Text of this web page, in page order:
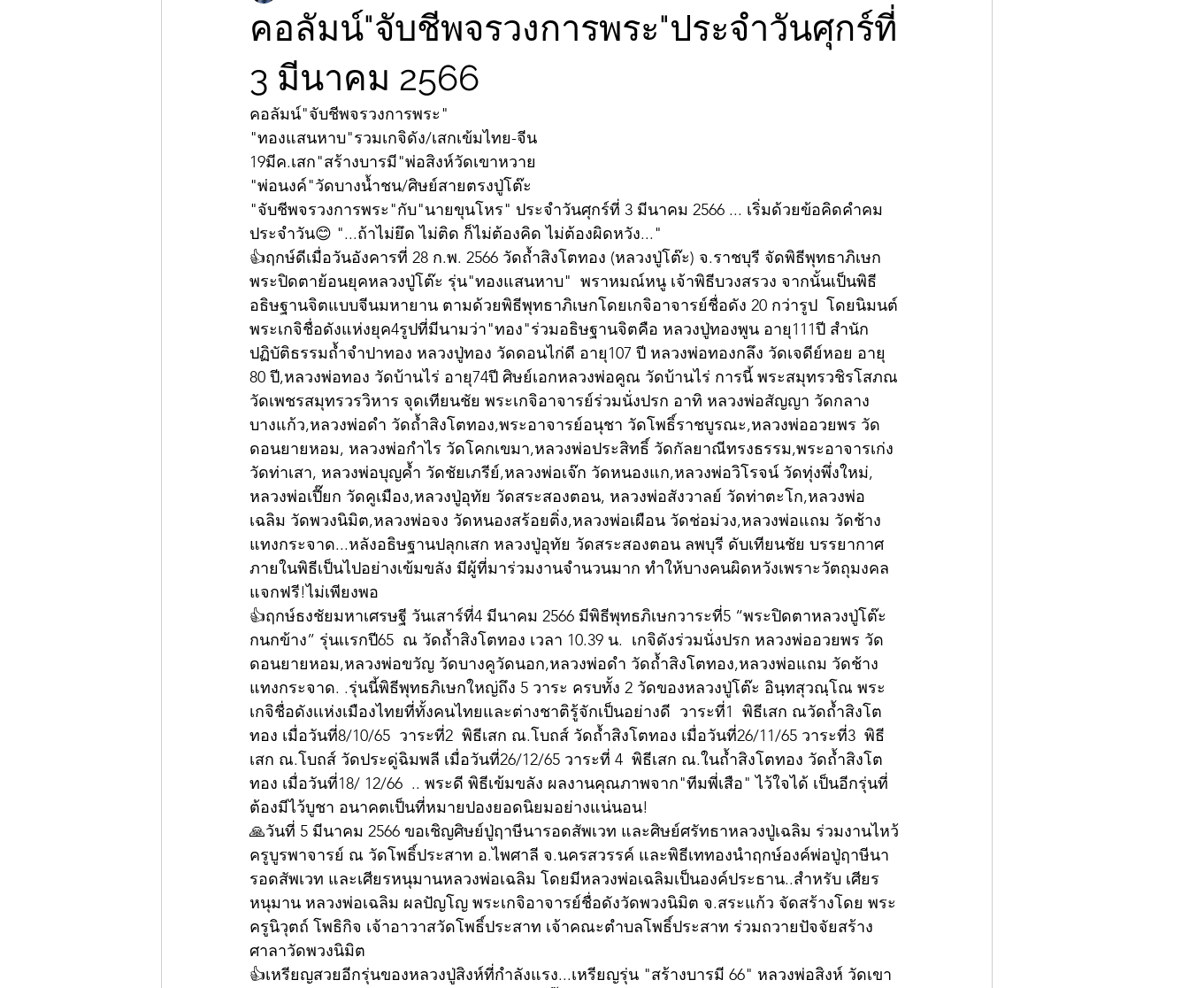
คอลัมน์"จับชีพจรวงการพระ"ประจำวันศุกร์ที่
3 มีนาคม 2566
คอลัมน์"จับชีพจรวงการพระ"
"ทองแสนหาบ"รวมเกจิดัง/เสกเข้มไทย-จีน
19มีค.เสก"สร้างบารมี"พ่อสิงห์วัดเขาหวาย
"พ่อนงค์"วัดบางน้ำชน/ศิษย์สายตรงปู่โต๊ะ
"จับชีพจรวงการพระ"กับ"นายขุนโหร" ประจำวันศุกร์ที่ 3 มีนาคม 2566 ... เริ่มด้วยข้อคิดคำคม
ประจำวัน😊 "...ถ้าไม่ยึด ไม่ติด ก็ไม่ต้องคิด ไม่ต้องผิดหวัง..."
👍ฤกษ์ดีเมื่อวันอังคารที่ 28 ก.พ. 2566 วัดถ้ำสิงโตทอง (หลวงปู่โต๊ะ) จ.ราชบุรี จัดพิธีพุทธาภิเษก
พระปิดตาย้อนยุคหลวงปู่โต๊ะ รุ่น"ทองแสนหาบ"  พราหมณ์หนู เจ้าพิธีบวงสรวง จากนั้นเป็นพิธี
อธิษฐานจิตแบบจีนมหายาน ตามด้วยพิธีพุทธาภิเษกโดยเกจิอาจารย์ชื่อดัง 20 กว่ารูป  โดยนิมนต์
พระเกจิชื่อดังแห่งยุค4รูปที่มีนามว่า"ทอง"ร่วมอธิษฐานจิตคือ หลวงปู่ทองพูน อายุ111ปี สำนัก
ปฏิบัติธรรมถ้ำจำปาทอง หลวงปู่ทอง วัดดอนไก่ดี อายุ107 ปี หลวงพ่อทองกลึง วัดเจดีย์หอย อายุ
80 ปี,หลวงพ่อทอง วัดบ้านไร่ อายุ74ปี ศิษย์เอกหลวงพ่อคูณ วัดบ้านไร่ การนี้ พระสมุทรวชิรโสภณ
วัดเพชรสมุทรวรวิหาร จุดเทียนชัย พระเกจิอาจารย์ร่วมนั่งปรก อาทิ หลวงพ่อสัญญา วัดกลาง
บางแก้ว,หลวงพ่อดำ วัดถ้ำสิงโตทอง,พระอาจารย์อนุชา วัดโพธิ์ราชบูรณะ,หลวงพ่ออวยพร วัด
ดอนยายหอม, หลวงพ่อกำไร วัดโคกเขมา,หลวงพ่อประสิทธิ์ วัดกัลยาณีทรงธรรม,พระอาจารเก่ง
วัดท่าเสา, หลวงพ่อบุญค้ำ วัดชัยเภรีย์,หลวงพ่อเจ๊ก วัดหนองแก,หลวงพ่อวิโรจน์ วัดทุ่งพึ่งใหม่,
หลวงพ่อเปี๊ยก วัดคูเมือง,หลวงปู่อุทัย วัดสระสองตอน, หลวงพ่อสังวาลย์ วัดท่าตะโก,หลวงพ่อ
เฉลิม วัดพวงนิมิต,หลวงพ่อจง วัดหนองสร้อยติ่ง,หลวงพ่อเผือน วัดช่อม่วง,หลวงพ่อแถม วัดช้าง
แทงกระจาด...หลังอธิษฐานปลุกเสก หลวงปู่อุทัย วัดสระสองตอน ลพบุรี ดับเทียนชัย บรรยากาศ
ภายในพิธีเป็นไปอย่างเข้มขลัง มีผู้ที่มาร่วมงานจำนวนมาก ทำให้บางคนผิดหวังเพราะวัตถุมงคล
แจกฟรี!ไม่เพียงพอ
👍ฤกษ์ธงชัยมหาเศรษฐี วันเสาร์ที่4 มีนาคม 2566 มีพิธีพุทธภิเษกวาระที่5 “พระปิดตาหลวงปู่โต๊ะ
กนกข้าง” รุ่นเเรกปี65  ณ วัดถ้ำสิงโตทอง เวลา 10.39 น.  เกจิดังร่วมนั่งปรก หลวงพ่ออวยพร วัด
ดอนยายหอม,หลวงพ่อขวัญ วัดบางคูวัดนอก,หลวงพ่อดำ วัดถ้ำสิงโตทอง,หลวงพ่อแถม วัดช้าง
แทงกระจาด. .รุ่นนี้พิธีพุทธภิเษกใหญ่ถึง 5 วาระ ครบทั้ง 2 วัดของหลวงปู่โต๊ะ อินฺทสุวณฺโณ พระ
เกจิชื่อดังเเห่งเมืองไทยที่ทั้งคนไทยและต่างชาติรู้จักเป็นอย่างดี  วาระที่1  พิธีเสก ณวัดถ้ำสิงโต
ทอง เมื่อวันที่8/10/65  วาระที่2  พิธีเสก ณ.โบถส์ วัดถ้ำสิงโตทอง เมื่อวันที่26/11/65 วาระที่3  พิธี
เสก ณ.โบถส์ วัดประดู่ฉิมพลี เมื่อวันที่26/12/65 วาระที่ 4  พิธีเสก ณ.ในถ้ำสิงโตทอง วัดถ้ำสิงโต
ทอง เมื่อวันที่18/ 12/66  .. พระดี พิธีเข้มขลัง ผลงานคุณภาพจาก"ทีมพี่เสือ" ไว้ใจได้ เป็นอีกรุ่นที่
ต้องมีไว้บูชา อนาคตเป็นที่หมายปองยอดนิยมอย่างแน่นอน!
🙏วันที่ 5 มีนาคม 2566 ขอเชิญศิษย์ปู่ฤาษีนารอดสัพเวท และศิษย์ศรัทธาหลวงปู่เฉลิม ร่วมงานไหว้
ครูบูรพาจารย์ ณ วัดโพธิ์ประสาท อ.ไพศาลี จ.นครสวรรค์ และพิธีเททองนำฤกษ์องค์พ่อปู่ฤาษีนา
รอดสัพเวท และเศียรหนุมานหลวงพ่อเฉลิม โดยมีหลวงพ่อเฉลิมเป็นองค์ประธาน..สำหรับ เศียร
หนุมาน หลวงพ่อเฉลิม ผลปัญโญ พระเกจิอาจารย์ชื่อดังวัดพวงนิมิต จ.สระแก้ว จัดสร้างโดย พระ
ครูนิวุตถ์ โพธิกิจ เจ้าอาวาสวัดโพธิ์ประสาท เจ้าคณะตำบลโพธิ์ประสาท ร่วมถวายปัจจัยสร้าง
ศาลาวัดพวงนิมิต
👍เหรียญสวยอีกรุ่นของหลวงปู่สิงห์ที่กำลังแรง...เหรียญรุ่น "สร้างบารมี 66" หลวงพ่อสิงห์ วัดเขา